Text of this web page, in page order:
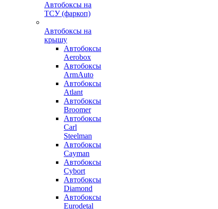
Автобоксы на
ТСУ (фаркоп)
Автобоксы на
крышу
Автобоксы
Aerobox
Автобоксы
ArmAuto
Автобоксы
Atlant
Автобоксы
Broomer
Автобоксы
Carl
Steelman
Автобоксы
Cayman
Автобоксы
Cybort
Автобоксы
Diamond
Автобоксы
Eurodetal